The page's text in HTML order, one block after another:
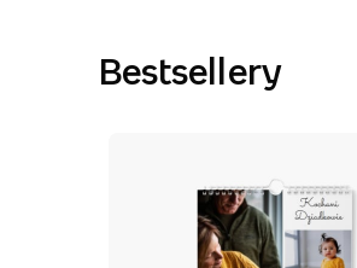
Bestsellery